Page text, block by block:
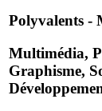
Polyvalents -
Multimédia,
Graphisme,